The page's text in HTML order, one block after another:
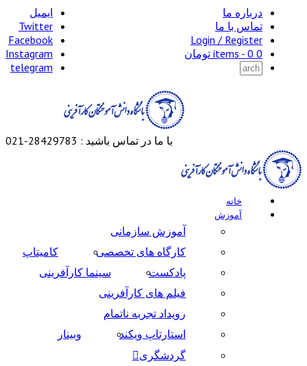
درباره ما
تماس با ما
Login / Register
0 items -
0 تومان
ایمیل
Twitter
Facebook
Instagram
telegram
با ما در تماس باشید : 28429783-021
خانه
آموزش
آموزش سازمانی
کارگاه های تخصصی
کامیتاپ
پادکست
سینما کارآفرینی
فیلم های کارآفرینی
رویداد تجربه ناتمام
استارتاپ ویکند
وبینار
گردشگری